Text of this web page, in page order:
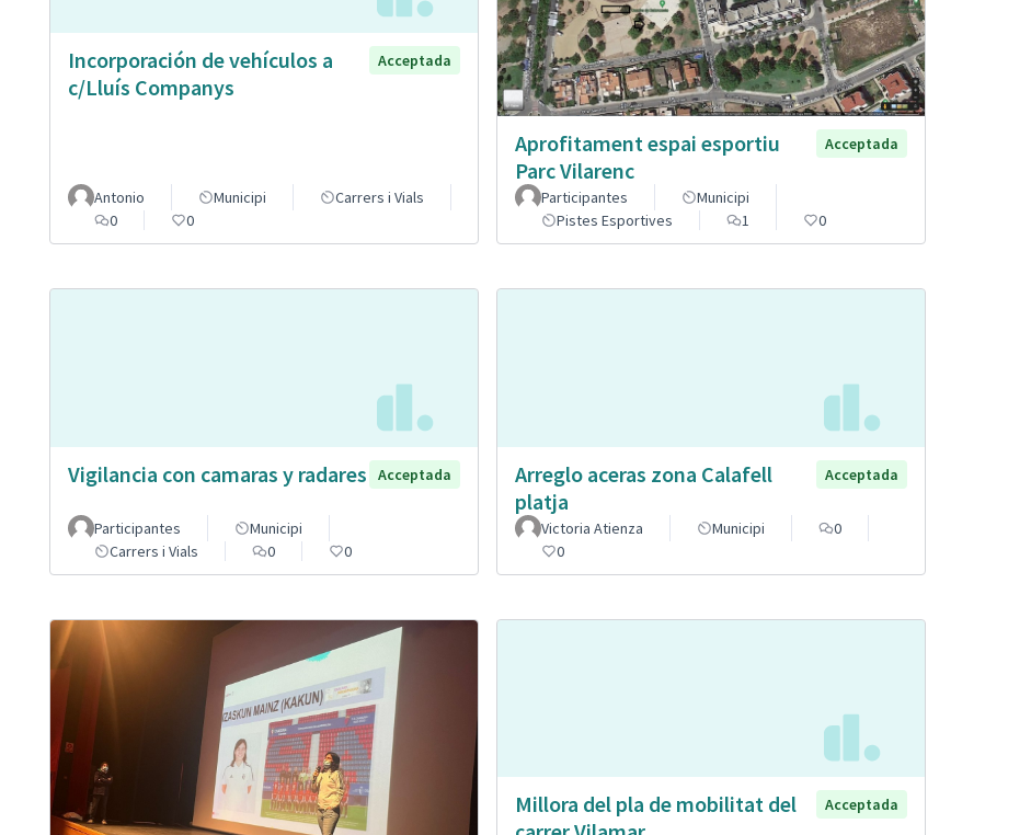
Incorporación de vehículos a
c/Lluís Companys
Acceptada
Antonio Municipi
Carrers i Vials
0
0
Aprofitament espai esportiu
Parc Vilarenc
Acceptada
Participantes
Municipi
Pistes Esportives
1 0
Vigilancia con camaras y radares Acceptada
Participantes
Municipi
Carrers i Vials
0 0
Arreglo aceras zona Calafell
platja
Acceptada
Victoria Atienza Municipi
0
0
Millora del pla de mobilitat del
Acceptada